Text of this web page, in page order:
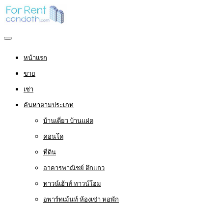
หน้าแรก
ขาย
เช่า
ค้นหาตามประเภท
บ้านเดี่ยว บ้านแฝด
คอนโด
ที่ดิน
อาคารพาณิชย์ ตึกแถว
ทาวน์เฮ้าส์ ทาวน์โฮม
อพาร์ทเม้นท์ ห้องเช่า หอพัก